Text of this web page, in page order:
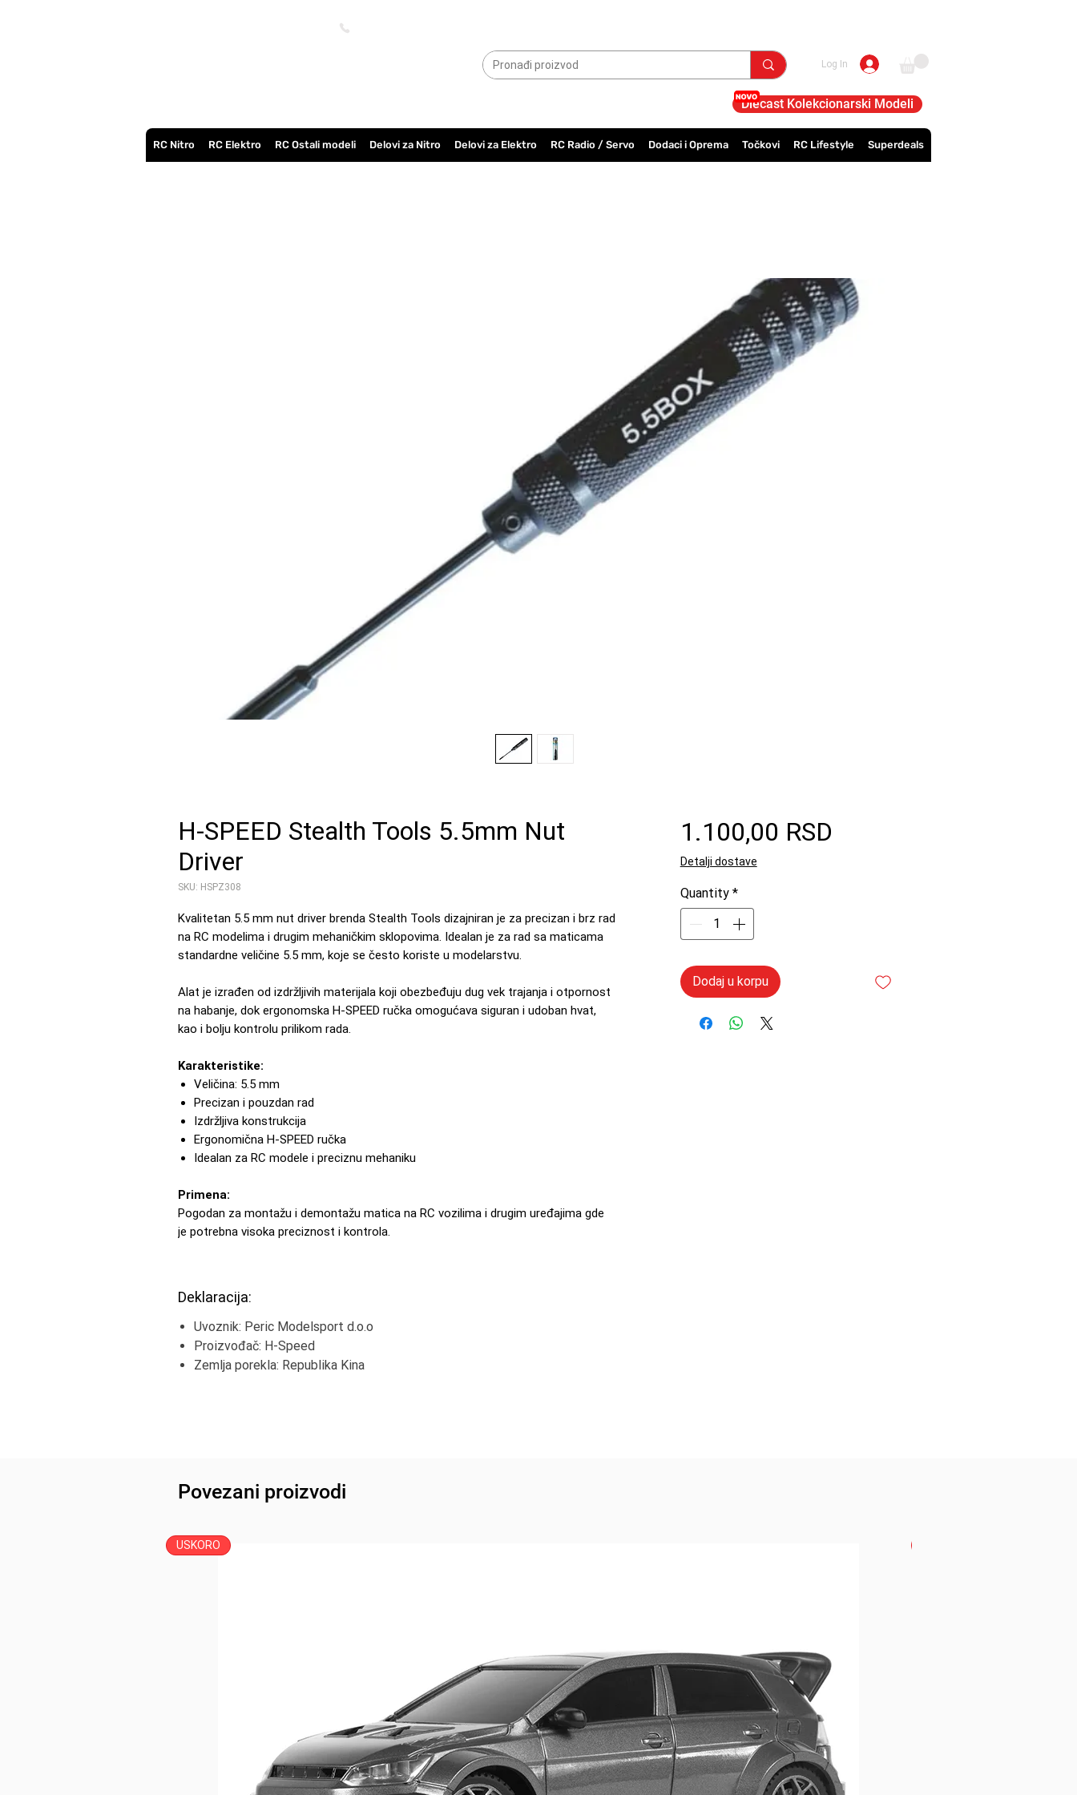
Log In
Diecast Kolekcionarski Modeli
RC Nitro RC Elektro RC Ostali modeli Delovi za Nitro Delovi za Elektro RC Radio / Servo Dodaci i Oprema Točkovi RC Lifestyle Superdeals
H-SPEED Stealth Tools 5.5mm Nut
Driver
SKU: HSPZ308
Kvalitetan 5.5 mm nut driver brenda Stealth Tools dizajniran je za precizan i brz rad
na RC modelima i drugim mehaničkim sklopovima. Idealan je za rad sa maticama
standardne veličine 5.5 mm, koje se često koriste u modelarstvu.
Alat je izrađen od izdržljivih materijala koji obezbeđuju dug vek trajanja i otpornost
na habanje, dok ergonomska H-SPEED ručka omogućava siguran i udoban hvat,
kao i bolju kontrolu prilikom rada.
Karakteristike:
Veličina: 5.5 mm
Precizan i pouzdan rad
Izdržljiva konstrukcija
Ergonomična H-SPEED ručka
Idealan za RC modele i preciznu mehaniku
Primena:
Pogodan za montažu i demontažu matica na RC vozilima i drugim uređajima gde
je potrebna visoka preciznost i kontrola.
Deklaracija:
Uvoznik: Peric Modelsport d.o.o
Proizvođač: H-Speed
Zemlja porekla: Republika Kina
1.100,00 RSD
Detalji dostave
Quantity *
Dodaj u korpu
Povezani proizvodi
USKORO